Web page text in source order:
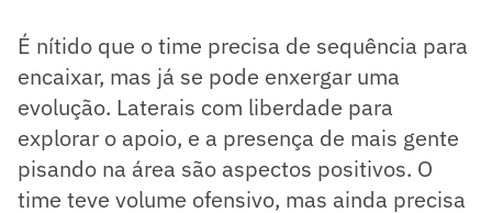
É nítido que o time precisa de sequência para
encaixar, mas já se pode enxergar uma
evolução. Laterais com liberdade para
explorar o apoio, e a presença de mais gente
pisando na área são aspectos positivos. O
time teve volume ofensivo, mas ainda precisa